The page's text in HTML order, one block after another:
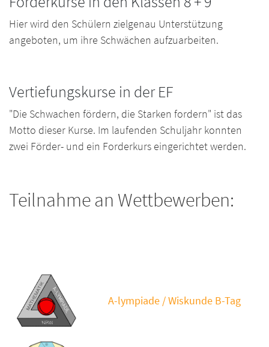
Hier wird den Schülern zielgenau Unterstützung
angeboten, um ihre Schwächen aufzuarbeiten.
Vertiefungskurse in der EF
"Die Schwachen fördern, die Starken fordern" ist das
Motto dieser Kurse. Im laufenden Schuljahr konnten
zwei Förder- und ein Forderkurs eingerichtet werden.
Teilnahme an Wettbewerben:
A-lympiade / Wiskunde B-Tag